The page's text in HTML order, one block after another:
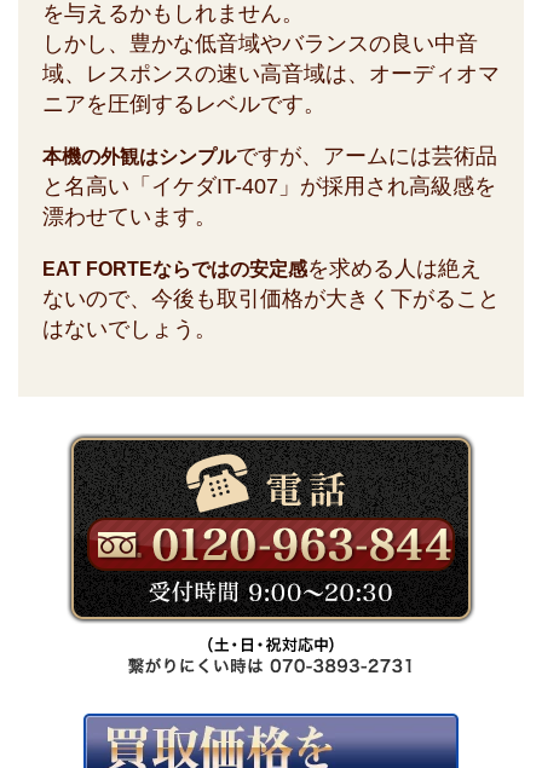
を与えるかもしれません。
しかし、豊かな低音域やバランスの良い中音
域、レスポンスの速い高音域は、オーディオマ
ニアを圧倒するレベルです。
本機の外観はシンプルですが、アームには芸術品
と名高い「イケダIT-407」が採用され高級感を
漂わせています。
EAT FORTEならではの安定感を求める人は絶え
ないので、今後も取引価格が大きく下がること
はないでしょう。